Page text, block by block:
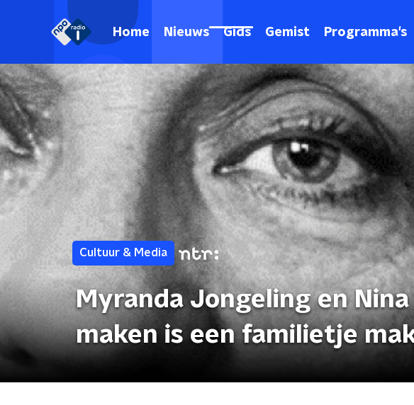
Home Nieuws Gids Gemist Programma's
Cultuur & Media
Myranda Jongeling en
maken is een familietje